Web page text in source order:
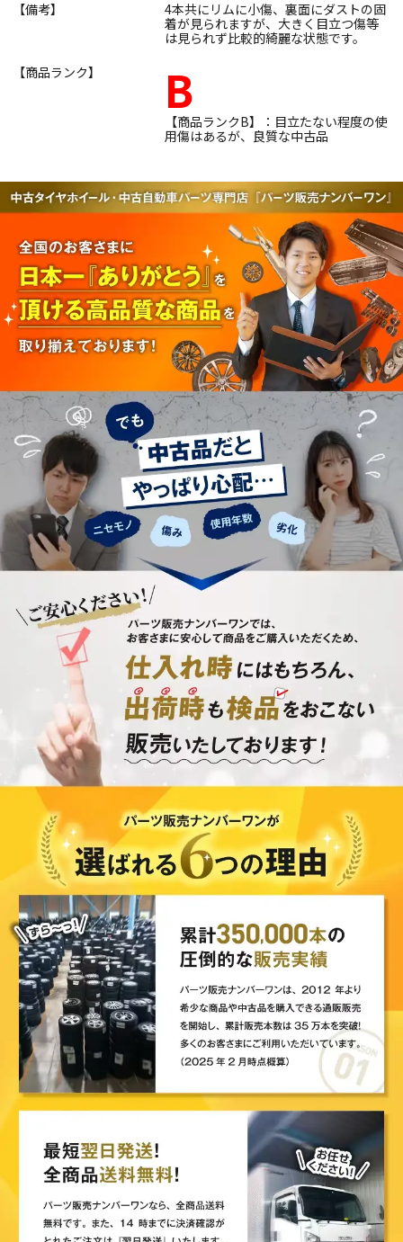
【備考】
4本共にリムに小傷、裏面にダストの固
着が見られますが、大きく目立つ傷等
は見られず比較的綺麗な状態です。
【商品ランク】
B
【商品ランクB】：目立たない程度の使
用傷はあるが、良質な中古品